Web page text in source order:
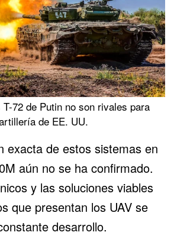
72 de Putin no son rivales para
de EE. UU.
exacta de estos sistemas en
aún no se ha confirmado.
y las soluciones viables
que presentan los UAV se
desarrollo.